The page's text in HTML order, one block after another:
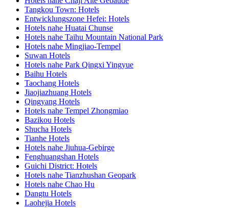
Tangkou Town: Hotels
Entwicklungszone Hefei: Hotels
Hotels nahe Huatai Chunse
Hotels nahe Taihu Mountain National Park
Hotels nahe Mingjiao-Tempel
Suwan Hotels
Hotels nahe Park Qingxi Yingyue
Baihu Hotels
Taochang Hotels
Jiaojiazhuang Hotels
Qingyang Hotels
Hotels nahe Tempel Zhongmiao
Bazikou Hotels
Shucha Hotels
Tianhe Hotels
Hotels nahe Jiuhua-Gebirge
Fenghuangshan Hotels
Guichi District: Hotels
Hotels nahe Tianzhushan Geopark
Hotels nahe Chao Hu
Dangtu Hotels
Laohejia Hotels